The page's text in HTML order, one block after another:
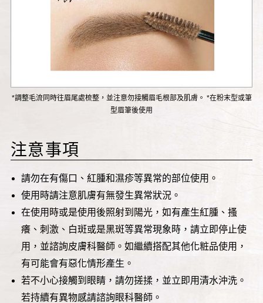
*調整毛流同時往眉尾處梳整，並注意勿接觸眉毛根部及肌膚。 *在粉末型或筆
型眉筆後使用
注意事項
請勿在有傷口、紅腫和濕疹等異常的部位使用。
使用時請注意肌膚有無發生異常狀況。
在使用時或是使用後照射到陽光，如有產生紅腫、搔
癢、刺激、白斑或是黑斑等異常現象時，請立即停止使
用，並諮詢皮膚科醫師。如繼續搭配其他化粧品使用，
有可能會有惡化情形產生。
若不小心接觸到眼睛，請勿搓揉，並立即用清水沖洗。
若持續有異物感請諮詢眼科醫師。